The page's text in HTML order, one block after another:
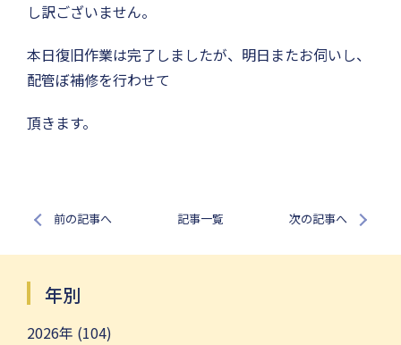
し訳ございません。
本日復旧作業は完了しましたが、明日またお伺いし、
配管ぼ補修を行わせて
頂きます。
前の記事へ 記事一覧 次の記事へ
年別
2026年 (104)